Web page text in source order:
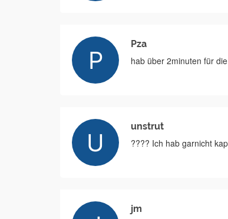
Pza
hab über 2minuten für
unstrut
???? Ich hab garnicht
jm